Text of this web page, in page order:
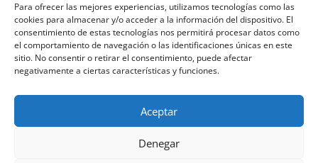
Para ofrecer las mejores experiencias, utilizamos tecnologías como las
cookies para almacenar y/o acceder a la información del dispositivo. El
consentimiento de estas tecnologías nos permitirá procesar datos como
el comportamiento de navegación o las identificaciones únicas en este
sitio. No consentir o retirar el consentimiento, puede afectar
negativamente a ciertas características y funciones.
Aceptar
Denegar